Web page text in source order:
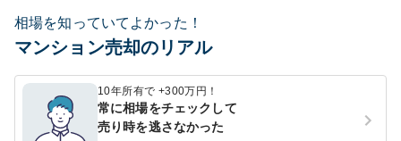
相場を知っていてよかった！
マンション売却のリアル
10年所有で +300万円！
常に相場をチェックして
売り時を逃さなかった